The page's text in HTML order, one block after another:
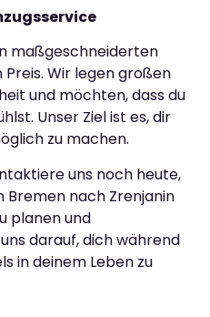
maßgeschneiderten
Preis. Wir legen großen
und möchten, dass du
Unser Ziel ist es, dir
zu machen.
uns noch heute,
Bremen nach Zrenjanin
planen und
darauf, dich während
in deinem Leben zu